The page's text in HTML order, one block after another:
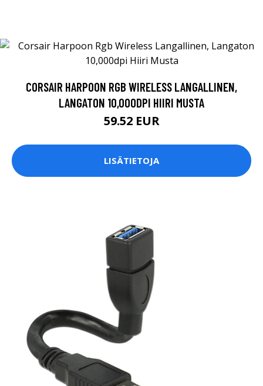
CORSAIR HARPOON RGB WIRELESS LANGALLINEN,
LANGATON 10,000DPI HIIRI MUSTA
59.52 EUR
LISÄTIETOJA